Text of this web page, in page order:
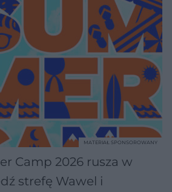
Camp 2026 rusza w
strefę Wawel i
MATERIAŁ SPONSOROWANY